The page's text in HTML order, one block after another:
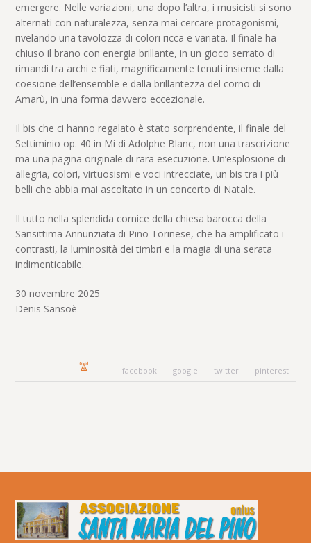
emergere. Nelle variazioni, una dopo l’altra, i musicisti si sono
alternati con naturalezza, senza mai cercare protagonismi,
rivelando una tavolozza di colori ricca e variata. Il finale ha
chiuso il brano con energia brillante, in un gioco serrato di
rimandi tra archi e fiati, magnificamente tenuti insieme dalla
coesione dell’ensemble e dalla brillantezza del corno di
Amarù, in una forma davvero eccezionale.
Il bis che ci hanno regalato è stato sorprendente, il finale del
Settiminio op. 40 in Mi di Adolphe Blanc, non una trascrizione
ma una pagina originale di rara esecuzione. Un’esplosione di
allegria, colori, virtuosismi e voci intrecciate, un bis tra i più
belli che abbia mai ascoltato in un concerto di Natale.
Il tutto nella splendida cornice della chiesa barocca della
Sansittima Annunziata di Pino Torinese, che ha amplificato i
contrasti, la luminosità dei timbri e la magia di una serata
indimenticabile.
30 novembre 2025
Denis Sansoè
facebook google twitter pinterest